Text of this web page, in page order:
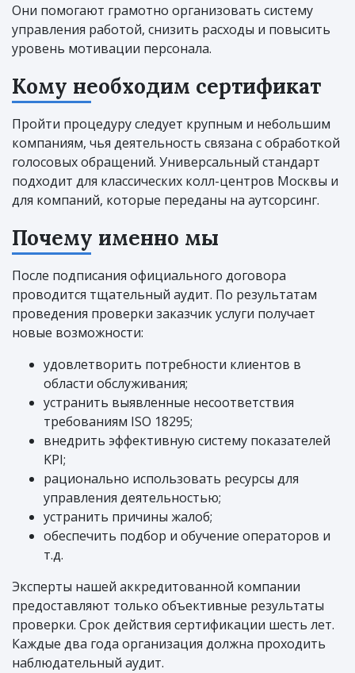
Они помогают грамотно организовать систему
управления работой, снизить расходы и повысить
уровень мотивации персонала.
Кому необходим сертификат
Пройти процедуру следует крупным и небольшим
компаниям, чья деятельность связана с обработкой
голосовых обращений. Универсальный стандарт
подходит для классических колл-центров Москвы и
для компаний, которые переданы на аутсорсинг.
Почему именно мы
После подписания официального договора
проводится тщательный аудит. По результатам
проведения проверки заказчик услуги получает
новые возможности:
удовлетворить потребности клиентов в
области обслуживания;
устранить выявленные несоответствия
требованиям ISO 18295;
внедрить эффективную систему показателей
KPI;
рационально использовать ресурсы для
управления деятельностью;
устранить причины жалоб;
обеспечить подбор и обучение операторов и
т.д.
Эксперты нашей аккредитованной компании
предоставляют только объективные результаты
проверки. Срок действия сертификации шесть лет.
Каждые два года организация должна проходить
наблюдательный аудит.